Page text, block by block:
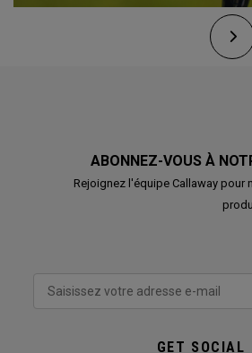
ABONNEZ-VOUS À
Rejoignez l'équipe Callaway pour
GET SOCIAL